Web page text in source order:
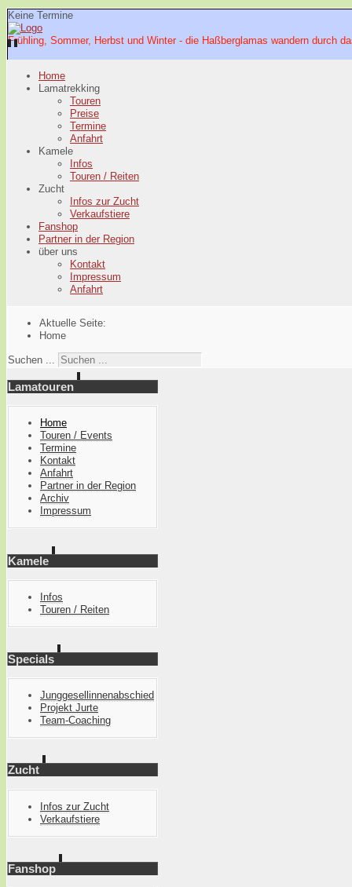
Keine Termine
Frühling, Sommer, Herbst und Winter - die Haßberglamas wandern durch
Home
Lamatrekking
Touren
Preise
Termine
Anfahrt
Kamele
Infos
Touren / Reiten
Zucht
Infos zur Zucht
Verkaufstiere
Fanshop
Partner in der Region
über uns
Kontakt
Impressum
Anfahrt
Aktuelle Seite:
Home
Suchen ...
Lamatouren
Home
Touren / Events
Termine
Kontakt
Anfahrt
Partner in der Region
Archiv
Impressum
Kamele
Infos
Touren / Reiten
Specials
Junggesellinnenabschied
Projekt Jurte
Team-Coaching
Zucht
Infos zur Zucht
Verkaufstiere
Fanshop